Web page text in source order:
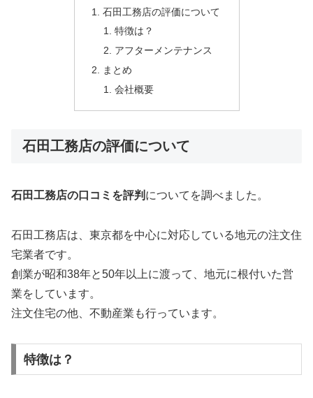
石田工務店の評価について
特徴は？
アフターメンテナンス
まとめ
会社概要
石田工務店の評価について
石田工務店の口コミを評判 についてを調べました。
石田工務店は、東京都を中心に対応している地元の注文住
宅業者です。
創業が昭和38年と50年以上に渡って、地元に根付いた営
業をしています。
注文住宅の他、不動産業も行っています。
特徴は？